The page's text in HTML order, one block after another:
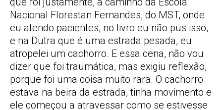
Nacional Florestan Fernandes, do MST, onde
eu atendo pacientes, no livro eu não pus isso,
e na Dutra que é uma estrada pesada, eu
atropelei um cachorro. E essa cena, não vou
dizer que foi traumática, mas exigiu reflexão,
porque foi uma coisa muito rara. O cachorro
estava na beira da estrada, tinha movimento e
ele começou a atravessar como se estivesse